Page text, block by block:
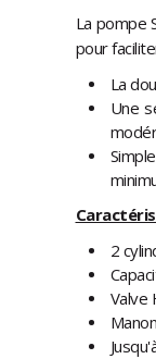
La pompe
pour
La
Une
2
Valve